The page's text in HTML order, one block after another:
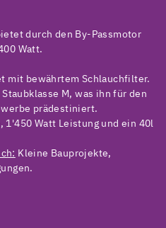
durch den By-Passmotor
Watt.
mit bewährtem Schlauchfilter.
M, was ihn für den
prädestiniert.
1'450 Watt Leistung und ein 40l
Kleine Bauprojekte,